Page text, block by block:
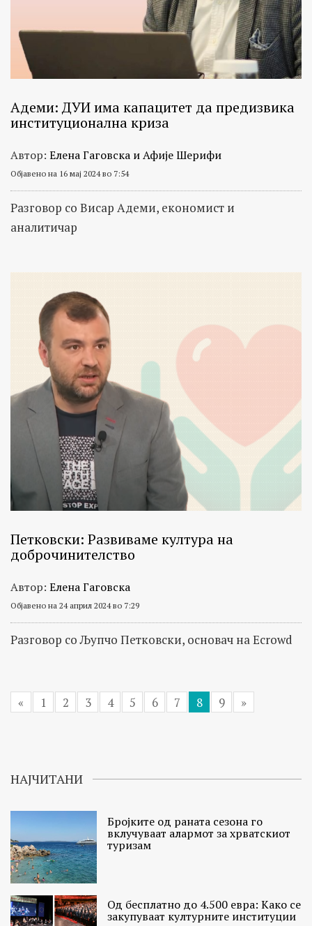
Адеми: ДУИ има капацитет да предизвика
институционална криза
Автор: Елена Гаговска и Афије Шерифи
Објавено на 16 мај 2024 во 7:54
Разговор со Висар Адеми, економист и
аналитичар
Петковски: Развиваме култура на
доброчинителство
Автор: Елена Гаговска
Објавено на 24 април 2024 во 7:29
Разговор со Љупчо Петковски, основач на Ecrowd
« 1 2 3 4 5 6 7 8 9 »
НАЈЧИТАНИ
Бројките од раната сезона го
вклучуваат алармот за хрватскиот
туризам
Од бесплатно до 4.500 евра: Како се
закупуваат културните институции